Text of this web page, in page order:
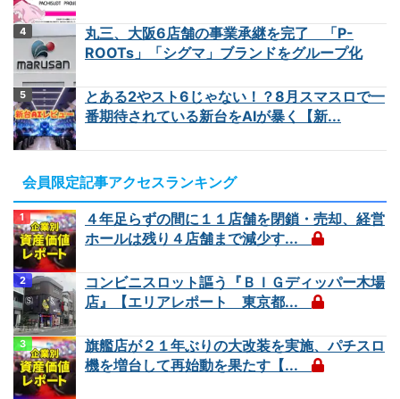
丸三、大阪6店舗の事業承継を完了 「P-
ROOTs」「シグマ」ブランドをグループ化
とある2やスト6じゃない！？8月スマスロで一
番期待されている新台をAIが暴く【新...
会員限定記事アクセスランキング
４年足らずの間に１１店舗を閉鎖・売却、経営
ホールは残り４店舗まで減少す...
コンビニスロット謳う『ＢＩＧディッパー木場
店』【エリアレポート 東京都...
旗艦店が２１年ぶりの大改装を実施、パチスロ
機を増台して再始動を果たす【...